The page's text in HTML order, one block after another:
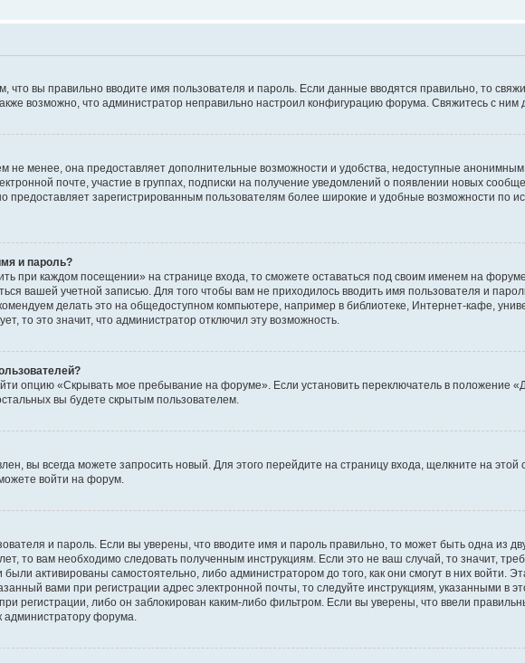
что вы правильно вводите имя пользователя и пароль. Если данные вводятся правильно, то
возможно, что администратор неправильно настроил конфигурацию форума. Свяжитесь с ним
не менее, она предоставляет дополнительные возможности и удобства, недоступные анонимным
почте, участие в группах, подписки на получение уведомлений о появлении новых
предоставляет зарегистрированным пользователям более широкие и удобные возможности по
и пароль?
при каждом посещении» на странице входа, то сможете оставаться под своим именем на
вашей учетной записью. Для того чтобы вам не приходилось вводить имя пользователя и
делать это на общедоступном компьютере, например в библиотеке, Интернет-кафе,
то это значит, что администратор отключил эту возможность.
опцию «Скрывать мое пребывание на форуме». Если установить переключатель в положение
вы будете скрытым пользователем.
вы всегда можете запросить новый. Для этого перейдите на страницу входа, щелкните на этой
войти на форум.
и пароль. Если вы уверены, что вводите имя и пароль правильно, то может быть одна из
то вам необходимо следовать полученным инструкциям. Если это не ваш случай, то значит,
активированы самостоятельно, либо администратором до того, как они смогут в них войти.
вами при регистрации адрес электронной почты, то следуйте инструкциям, указанными в
регистрации, либо он заблокирован каким-либо фильтром. Если вы уверены, что ввели
форума.